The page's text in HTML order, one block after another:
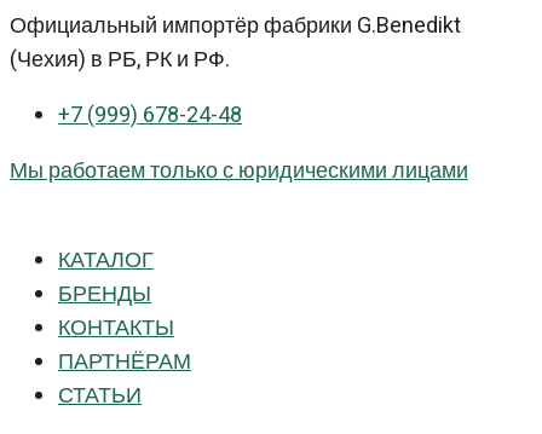
Перейти
к
Официальный импортёр фабрики G.Benedikt
(Чехия) в РБ, РК и РФ.
+7 (999) 678-24-48
Мы работаем только с юридическими лицами
КАТАЛОГ
БРЕНДЫ
КОНТАКТЫ
ПАРТНЁРАМ
СТАТЬИ